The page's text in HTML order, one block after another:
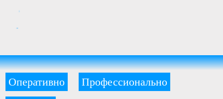
Оперативно
Профессионально